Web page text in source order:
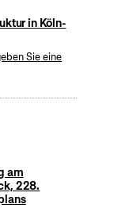
in Köln-
Sie eine
am
228.